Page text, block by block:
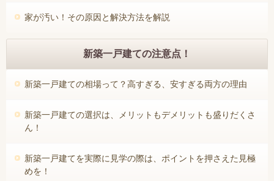
家が汚い！その原因と解決方法を解説
新築一戸建ての注意点！
新築一戸建ての相場って？高すぎる、安すぎる両方の理由
新築一戸建ての選択は、メリットもデメリットも盛りだくさ
ん！
新築一戸建てを実際に見学の際は、ポイントを押さえた見極
めを！